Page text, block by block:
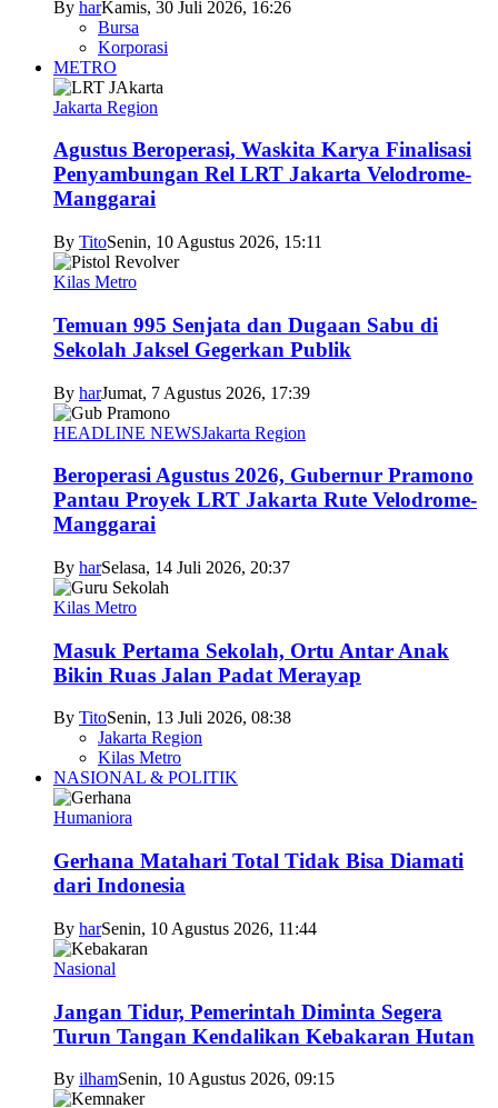
By harKamis, 30 Juli 2026, 16:26
Bursa
Korporasi
METRO
Jakarta Region
Agustus Beroperasi, Waskita Karya Finalisasi
Penyambungan Rel LRT Jakarta Velodrome-
Manggarai
By TitoSenin, 10 Agustus 2026, 15:11
Kilas Metro
Temuan 995 Senjata dan Dugaan Sabu di
Sekolah Jaksel Gegerkan Publik
By harJumat, 7 Agustus 2026, 17:39
HEADLINE NEWSJakarta Region
Beroperasi Agustus 2026, Gubernur Pramono
Pantau Proyek LRT Jakarta Rute Velodrome-
Manggarai
By harSelasa, 14 Juli 2026, 20:37
Kilas Metro
Masuk Pertama Sekolah, Ortu Antar Anak
Bikin Ruas Jalan Padat Merayap
By TitoSenin, 13 Juli 2026, 08:38
Jakarta Region
Kilas Metro
NASIONAL & POLITIK
Humaniora
Gerhana Matahari Total Tidak Bisa Diamati
dari Indonesia
By harSenin, 10 Agustus 2026, 11:44
Nasional
Jangan Tidur, Pemerintah Diminta Segera
Turun Tangan Kendalikan Kebakaran Hutan
By ilhamSenin, 10 Agustus 2026, 09:15